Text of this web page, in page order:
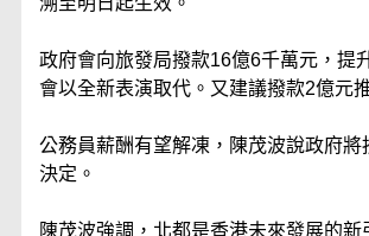
政府會向旅發局撥款16億6千萬元，提
會以全新表演取代。又建議撥款2億元
公務員薪酬有望解凍，陳茂波說政府
決定。
陳茂波強調，北都是香港未來發展的